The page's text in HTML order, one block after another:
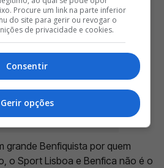
grande Benfiquista por quem
o Sport Lisboa e Benfica não é o
Procure um link na parte inferior
do site para gerir ou revogar o
de privacidade e cookies.
Consentir
Gerir opções